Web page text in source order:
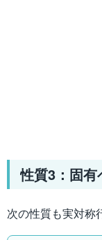
性質3：固
次の性質も実対称